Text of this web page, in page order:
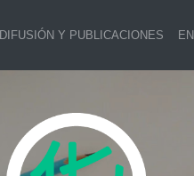
DIFUSIÓN Y PUBLICACIONES